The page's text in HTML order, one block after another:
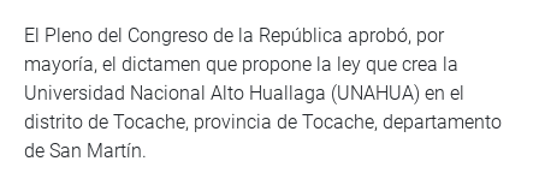
El Pleno del Congreso de la República aprobó, por
mayoría, el dictamen que propone la ley que crea la
Universidad Nacional Alto Huallaga (UNAHUA) en el
distrito de Tocache, provincia de Tocache, departamento
de San Martín.